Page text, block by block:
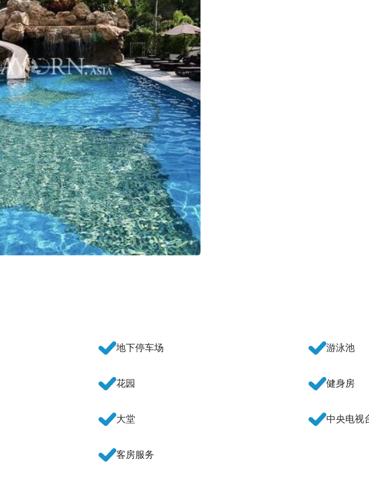
地下停车场 游泳池
花园 健身房
大堂 中央电视
客房服务